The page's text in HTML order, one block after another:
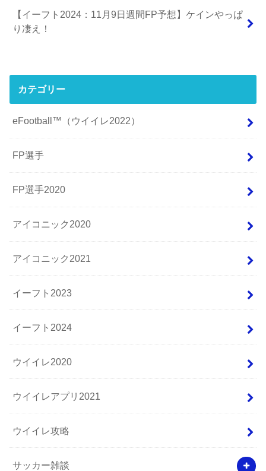
【イーフト2024：11月9日週間FP予想】ケインやっぱ
り凄え！
カテゴリー
eFootball™（ウイイレ2022）
FP選手
FP選手2020
アイコニック2020
アイコニック2021
イーフト2023
イーフト2024
ウイイレ2020
ウイイレアプリ2021
ウイイレ攻略
サッカー雑談